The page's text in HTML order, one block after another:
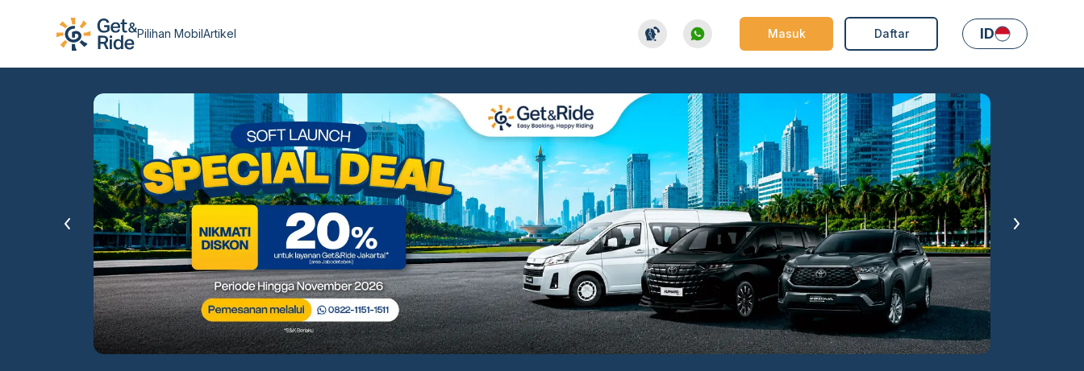
Pilihan MobilArtikel Masuk Daftar ID